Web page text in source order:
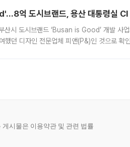
억 도시브랜드, 용산 대통령실 CI
산시 도시브랜드 ‘Busan is Good’ 개발 사
했던 디자인 전문업체 피앤(P&)인 것으로 확